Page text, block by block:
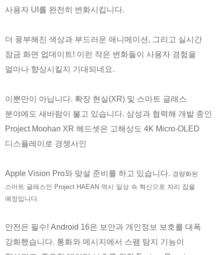
사용자 UI를 완전히 변화시킵니다.
더 풍부해진 색상과 부드러운 애니메이션, 그리고 실시간
잠금 화면 업데이트! 이런 작은 변화들이 사용자 경험을
얼마나 향상시킬지 기대되네요.
이뿐만이 아닙니다. 확장 현실(XR) 및 스마트 글래스
분야에도 새바람이 불고 있습니다. 삼성과 협력해 개발 중인
Project Moohan XR 헤드셋은 고해상도 4K Micro-OLED
디스플레이로 경쟁사인
Apple Vision Pro와 맞설 준비를 하고 있습니다. 경량화된
스마트 글래스인 Project HAEAN 역시 일상 속 혁신으로 자리 잡을
예정입니다.
안전은 필수! Android 16은 보안과 개인정보 보호를 대폭
강화했습니다. 통화와 메시지에서 스팸 탐지 기능이